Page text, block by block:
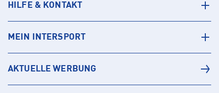
HILFE & KONTAKT
MEIN INTERSPORT
AKTUELLE WERBUNG